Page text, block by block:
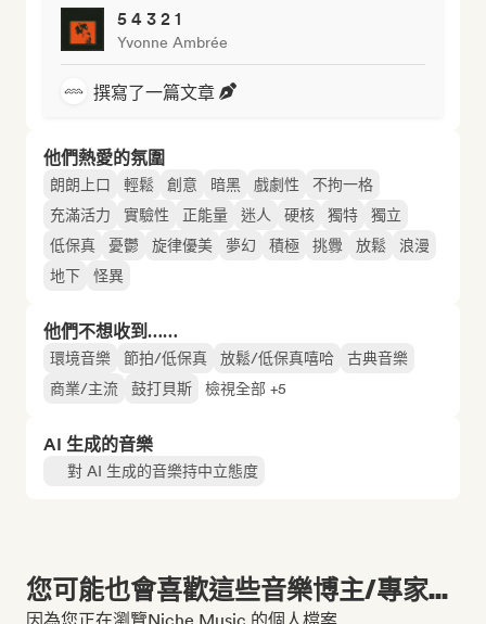
5 4 3 2 1
Yvonne Ambrée
撰寫了一篇文章
他們熱愛的氛圍
朗朗上口 輕鬆 創意 暗黑 戲劇性
不拘一格
充滿活力
實驗性 正能量 迷人 硬核 獨特
獨立
低保真
憂鬱 旋律優美 夢幻 積極 挑釁 放鬆
浪漫
地下
怪異
他們不想收到……
環境音樂 節拍/低保真 放鬆/低保真嘻哈
古典音樂
商業/主流
鼓打貝斯 檢視全部 +5
AI 生成的音樂
對 AI 生成的音樂持中立態度
您可能也會喜歡這些音樂博主/專家...